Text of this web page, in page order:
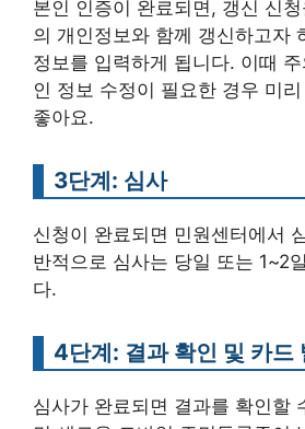
본인 인증이 완료되면, 갱신 신
의 개인정보와 함께 갱신하고자
정보를 입력하게 됩니다. 이때
인 정보 수정이 필요한 경우 미
좋아요.
3단계: 심사
신청이 완료되면 민원센터에서
반적으로 심사는 당일 또는 1~2
다.
4단계: 결과 확인 및 카드
심사가 완료되면 결과를 확인할